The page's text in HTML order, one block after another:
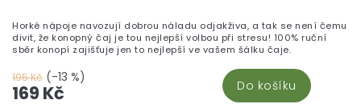
195 Kč (-13 %)
169 Kč Do košíku
Horké nápoje navozují dobrou náladu odjakživa, a tak se není čemu
divit, že konopný čaj je tou nejlepší volbou při stresu! 100% ruční
sběr konopí zajišťuje jen to nejlepší ve vašem šálku čaje.